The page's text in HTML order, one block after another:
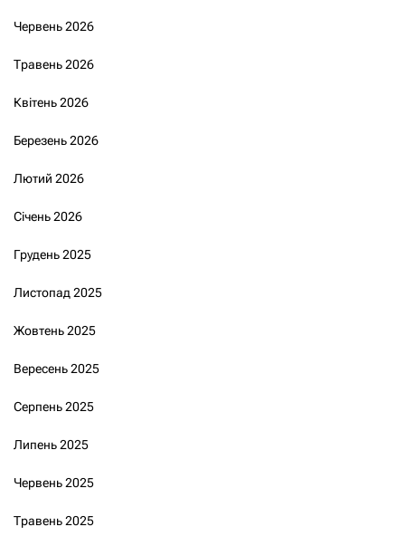
Червень 2026
Травень 2026
Квітень 2026
Березень 2026
Лютий 2026
Січень 2026
Грудень 2025
Листопад 2025
Жовтень 2025
Вересень 2025
Серпень 2025
Липень 2025
Червень 2025
Травень 2025